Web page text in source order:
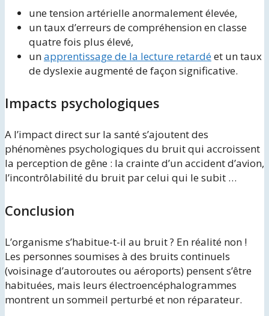
une tension artérielle anormalement élevée,
un taux d’erreurs de compréhension en classe
quatre fois plus élevé,
unapprentissage de la lecture retardéet un taux
de dyslexie augmenté de façon significative.
Impacts psychologiques
A l’impact direct sur la santé s’ajoutent des
phénomènes psychologiques du bruit qui accroissent
la perception de gêne : la crainte d’un accident d’avion,
l’incontrôlabilité du bruit par celui qui le subit …
Conclusion
L’organisme s’habitue-t-il au bruit ? En réalité non !
Les personnes soumises à des bruits continuels
(voisinage d’autoroutes ou aéroports) pensent s’être
habituées, mais leurs électroencéphalogrammes
montrent un sommeil perturbé et non réparateur.